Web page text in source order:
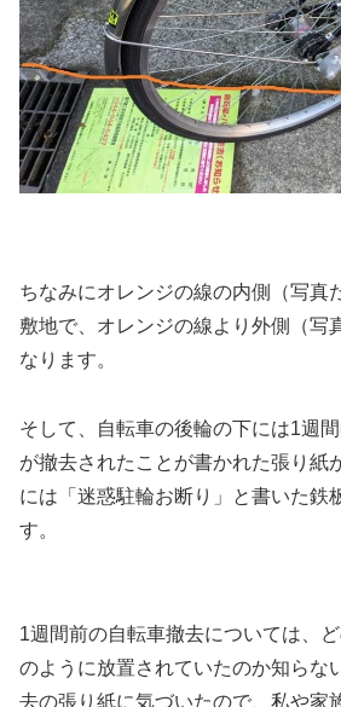
ちなみにオレンジの線の内側（写真
敷地で、オレンジの線より外側（写
なります。
そして、自転車の後輪の下には1週
が撤去されたことが書かれた張り紙
には「迷惑駐輪お断り」と書いた鉄
す。
1週間前の自転車撤去については、
のように放置されていたのか知らな
去の張り紙に気づいたので、私や家